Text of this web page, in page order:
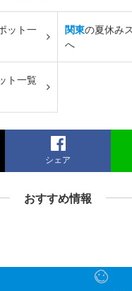
ット一
関東の夏休み
へ
ト一覧
シェア
おすすめ情報